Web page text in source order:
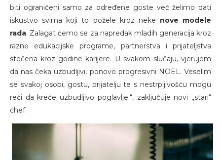
biti ograničeni samo za određene goste već želimo dati
iskustvo svima koji to požele kroz neke nove modele
rada. Zalagat ćemo se za napredak mladih generacija kroz
razne edukacijske programe, partnerstva i prijateljstva
stečena kroz godine karijere. U svakom slučaju, vjerujem
da nas čeka uzbudljivi, ponovo progresivni NOEL. Veselim
se svakoj osobi, gostu, prijatelju te s nestrpljivošću mogu
reći da kreće uzbudljivo poglavlje.“, zaključuje novi „stari“
chef.